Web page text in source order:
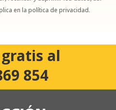
en la política de privacidad.
al
854